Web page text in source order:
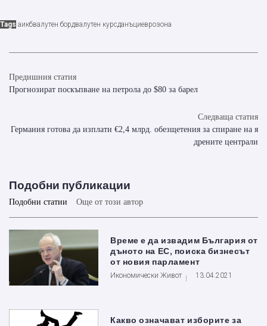
Tags аикбвалутен бордвалутен курсданъциеврозона
Предишния статия
Прогнозират поскъпване на петрола до $80 за барел
Следваща статия
Германия готова да изплати €2,4 млрд. обезщетения за спиране на я
дрените централи
Подобни публикации
Подобни статии Още от този автор
Време е да извадим България от
дъното на ЕС, поиска бизнесът
от новия парламент
Икономически Живот 13.04.2021
Какво означават изборите за